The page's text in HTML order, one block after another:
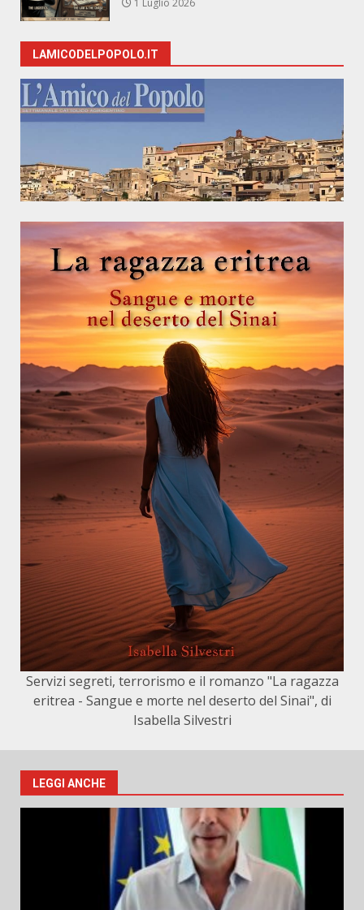
1 Luglio 2026
LAMICODELPOPOLO.IT
Servizi segreti, terrorismo e il romanzo "La ragazza
eritrea - Sangue e morte nel deserto del Sinai", di
Isabella Silvestri
LEGGI ANCHE